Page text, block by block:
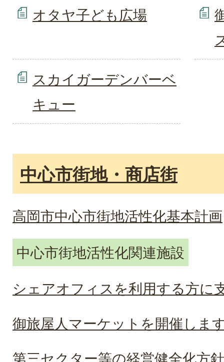
オタヤ子ども広場
スカイガーデンバーベ
キュー
中心市街地・商店街
高岡市中心市街地活性化基本計画
中心市街地活性化関連施設
シェアオフィスを利用する方に
御旅屋人マーケットを開催しま
第三セクター等の経営健全化方